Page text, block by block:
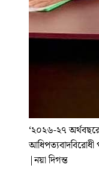
‘২০২৬-২৭
|নয়া দিগন্ত